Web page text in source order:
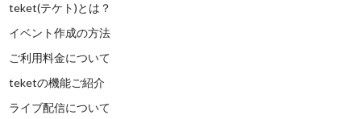
teket(テケト)とは？
イベント作成の方法
ご利用料金について
teketの機能ご紹介
ライブ配信について